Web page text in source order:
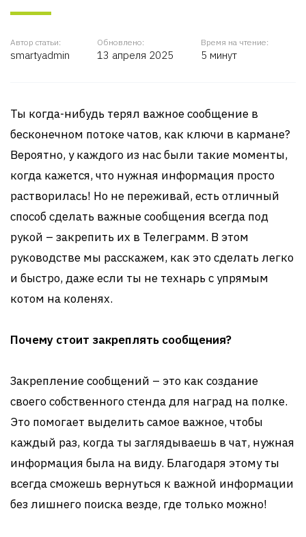
Автор статьи:
smartyadmin
Обновлено:
13 апреля 2025
Время на чтение:
5 минут
Ты когда-нибудь терял важное сообщение в
бесконечном потоке чатов, как ключи в кармане?
Вероятно, у каждого из нас были такие моменты,
когда кажется, что нужная информация просто
растворилась! Но не переживай, есть отличный
способ сделать важные сообщения всегда под
рукой – закрепить их в Телеграмм. В этом
руководстве мы расскажем, как это сделать легко
и быстро, даже если ты не технарь с упрямым
котом на коленях.
Почему стоит закреплять сообщения?
Закрепление сообщений – это как создание
своего собственного стенда для наград на полке.
Это помогает выделить самое важное, чтобы
каждый раз, когда ты заглядываешь в чат, нужная
информация была на виду. Благодаря этому ты
всегда сможешь вернуться к важной информации
без лишнего поиска везде, где только можно!